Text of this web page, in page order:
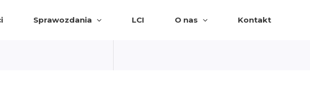
Sprawozdania LCI O nas Kontakt